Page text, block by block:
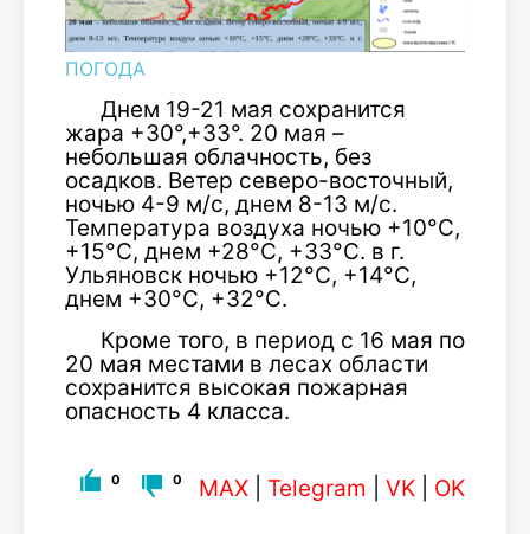
ПОГОДА
Днем 19-21 мая сохранится
жара +30°,+33°. 20 мая –
небольшая облачность, без
осадков. Ветер северо-восточный,
ночью 4-9 м/с, днем 8-13 м/с.
Температура воздуха ночью +10°С,
+15°С, днем +28°С, +33°С. в г.
Ульяновск ночью +12°С, +14°С,
днем +30°С, +32°С.
Кроме того, в период с 16 мая по
20 мая местами в лесах области
сохранится высокая пожарная
опасность 4 класса.
0 0 MAX Telegram VK OK